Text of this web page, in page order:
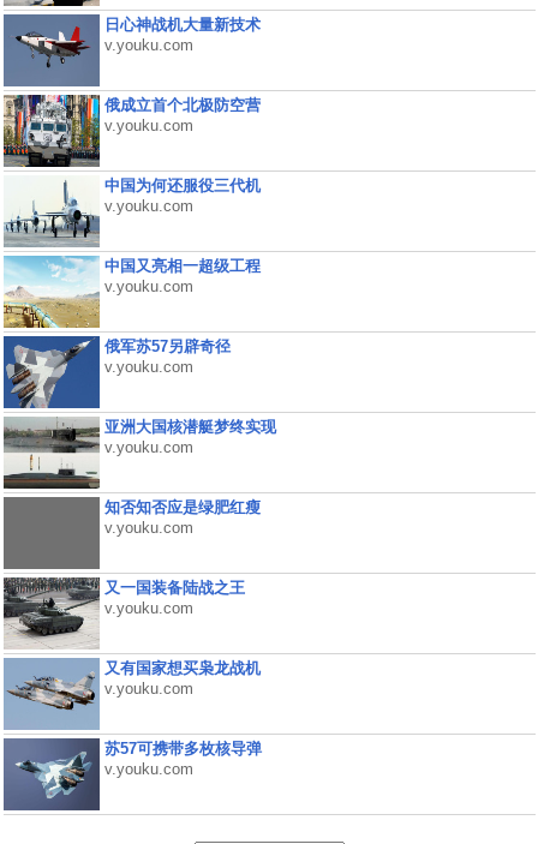
日心神战机大量新技术
v.youku.com
俄成立首个北极防空营
v.youku.com
中国为何还服役三代机
v.youku.com
中国又亮相一超级工程
v.youku.com
俄军苏57另辟奇径
v.youku.com
亚洲大国核潜艇梦终实现
v.youku.com
知否知否应是绿肥红瘦
v.youku.com
又一国装备陆战之王
v.youku.com
又有国家想买枭龙战机
v.youku.com
苏57可携带多枚核导弹
v.youku.com